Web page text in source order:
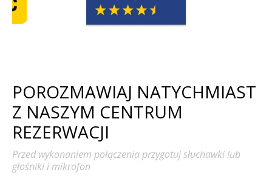
POROZMAWIAJ NATYCHMIAST
Z NASZYM CENTRUM
REZERWACJI
Przed wykonaniem połączenia przygotuj słuchawki lub
głośniki i mikrofon